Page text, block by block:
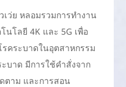
ว่ย หลอมรวมการทํางาน
โลยี 4K และ 5G เพื่อ
คระบาดในอุตสาหกรรม
บาด มีการใช้คําสั่งจาก
ตาม และการสอน